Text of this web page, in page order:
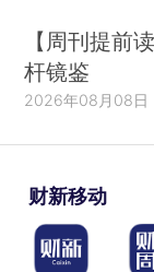
【周刊提前
杆镜鉴
2026年08月08日
财新移动